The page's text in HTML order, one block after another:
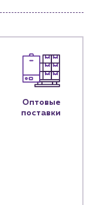
Оптовые
поставки